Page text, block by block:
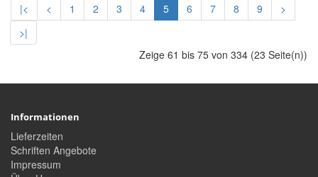
|< < 1 2 3 4 5 6 7 8 9
>
>|
Zeige 61 bis 75 von 334 (23 Seite(n))
Informationen
Lieferzeiten
Schriften Angebote
Impressum